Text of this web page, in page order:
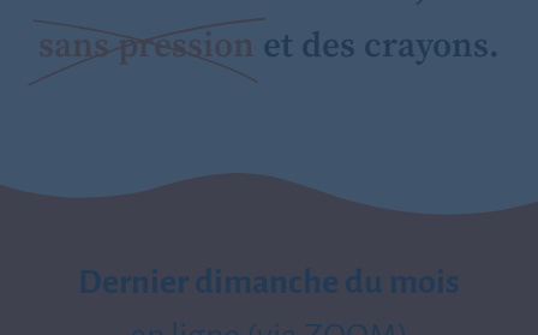
sans pression et des crayons.
Dernier dimanche du mois